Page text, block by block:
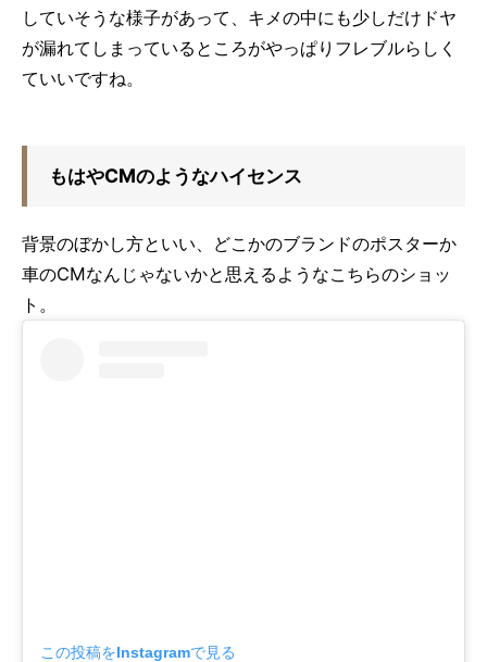
していそうな様子があって、キメの中にも少しだけドヤ
が漏れてしまっているところがやっぱりフレブルらしく
ていいですね。
もはやCMのようなハイセンス
背景のぼかし方といい、どこかのブランドのポスターか
車のCMなんじゃないかと思えるようなこちらのショッ
ト。
この投稿をInstagramで見る